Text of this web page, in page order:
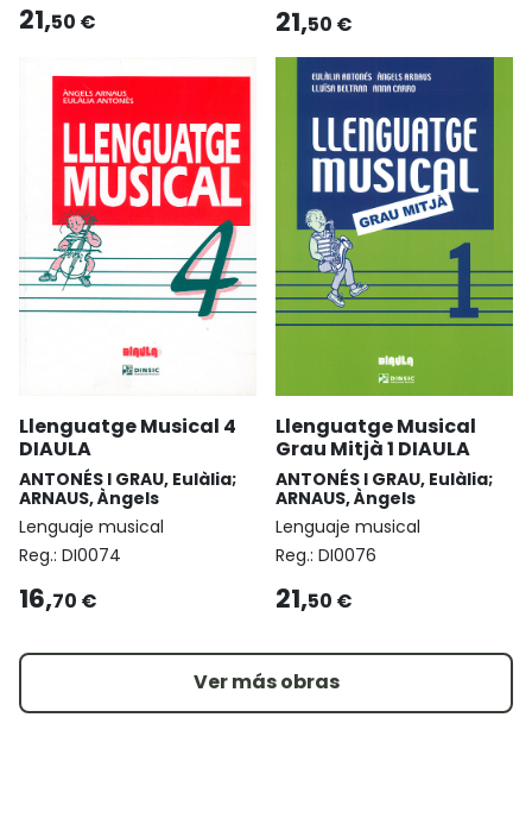
21,50 € 21,50 €
Llenguatge Musical 4
DIAULA
ANTONÉS I GRAU, Eulàlia;
ARNAUS, Àngels
Lenguaje musical
Reg.: DI0074
16,70 €
Llenguatge Musical
Grau Mitjà 1 DIAULA
ANTONÉS I GRAU, Eulàlia;
ARNAUS, Àngels
Lenguaje musical
Reg.: DI0076
21,50 €
Ver más obras